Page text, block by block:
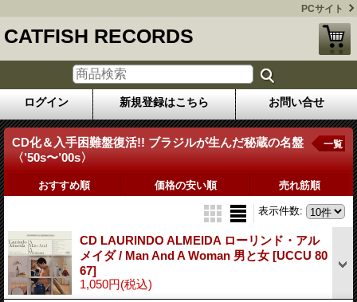
PCサイト
CATFISH RECORDS
ログイン 新規登録はこちら お問い合せ
CD化＆入手困難盤復活!! ブラジルが生んだ秘蔵の名盤
〈’50s〜’00s〉
一覧
おすすめ順 価格の安い順 売れ筋順
表示件数:
CD LAURINDO ALMEIDA ローリンド・アル
メイダ / Man And A Woman 男と女 [UCCU 80
67]
1,050円(税込)